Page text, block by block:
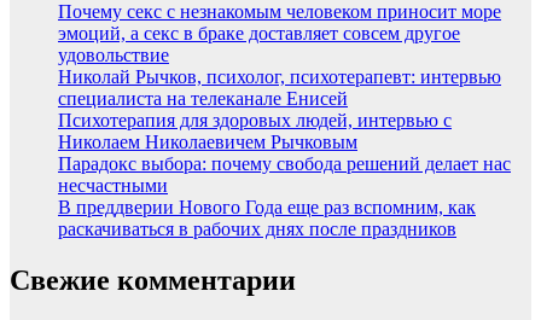
Почему секс с незнакомым человеком приносит море
эмоций, а секс в браке доставляет совсем другое
удовольствие
Николай Рычков, психолог, психотерапевт: интервью
специалиста на телеканале Енисей
Психотерапия для здоровых людей, интервью с
Николаем Николаевичем Рычковым
Парадокс выбора: почему свобода решений делает нас
несчастными
В преддверии Нового Года еще раз вспомним, как
раскачиваться в рабочих днях после праздников
Свежие комментарии